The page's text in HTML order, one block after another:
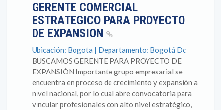
GERENTE COMERCIAL
ESTRATEGICO PARA PROYECTO
DE EXPANSION
Ubicación: Bogota | Departamento: Bogotá Dc
BUSCAMOS GERENTE PARA PROYECTO DE
EXPANSIÓN Importante grupo empresarial se
encuentra en proceso de crecimiento y expansión a
nivel nacional, por lo cual abre convocatoria para
vincular profesionales con alto nivel estratégico,